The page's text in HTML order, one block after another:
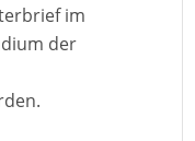
im
der